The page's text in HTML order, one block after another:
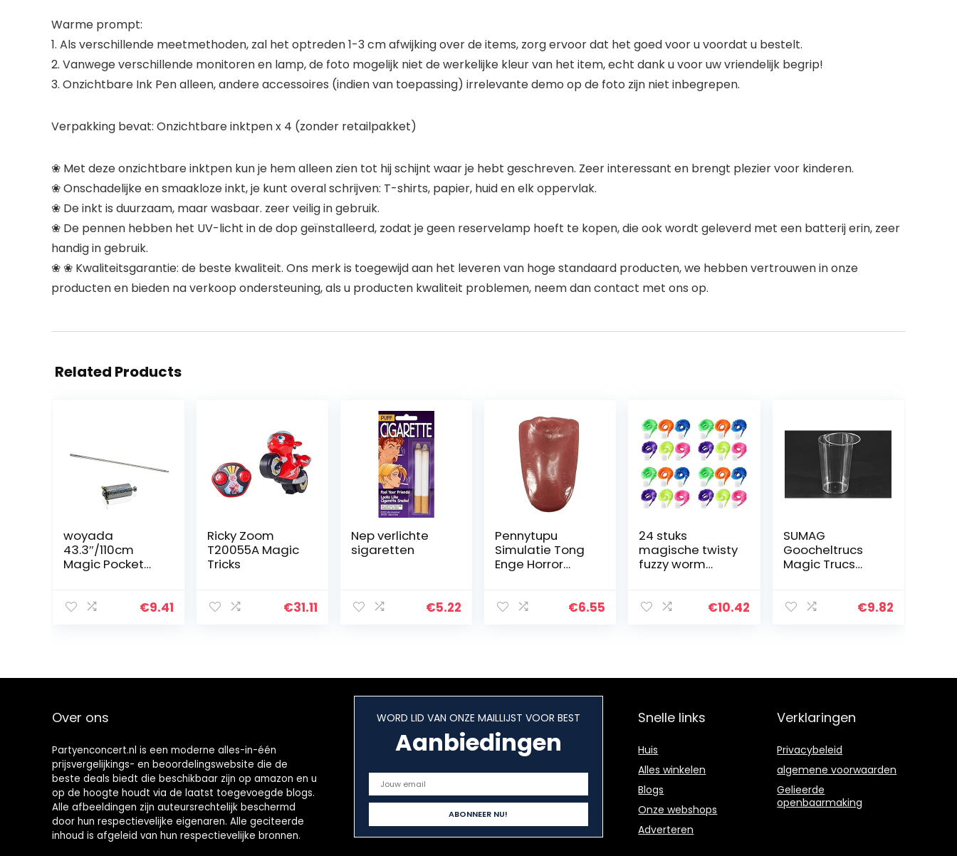
Warme prompt:
1. Als verschillende meetmethoden, zal het optreden 1-3 cm afwijking over de items, zorg ervoor dat het goed voor u voordat u bestelt.
2. Vanwege verschillende monitoren en lamp, de foto mogelijk niet de werkelijke kleur van het item, echt dank u voor uw vriendelijk begrip!
3. Onzichtbare Ink Pen alleen, andere accessoires (indien van toepassing) irrelevante demo op de foto zijn niet inbegrepen.
Verpakking bevat: Onzichtbare inktpen x 4 (zonder retailpakket)
❀ Met deze onzichtbare inktpen kun je hem alleen zien tot hij schijnt waar je hebt geschreven. Zeer interessant en brengt plezier voor kinderen.
❀ Onschadelijke en smaakloze inkt, je kunt overal schrijven: T-shirts, papier, huid en elk oppervlak.
❀ De inkt is duurzaam, maar wasbaar. zeer veilig in gebruik.
❀ De pennen hebben het UV-licht in de dop geïnstalleerd, zodat je geen reservelamp hoeft te kopen, die ook wordt geleverd met een batterij erin, zeer
handig in gebruik.
❀ ❀ Kwaliteitsgarantie: de beste kwaliteit. Ons merk is toegewijd aan het leveren van hoge standaard producten, we hebben vertrouwen in onze
producten en bieden na verkoop ondersteuning, als u producten kwaliteit problemen, neem dan contact met ons op.
Related Products
woyada
43.3″/110cm
Magic Pocket
Professionele
Vechtsporten
Accessoires
€9.41
Ricky Zoom
T20055A Magic
Tricks
€31.11
Nep verlichte
sigaretten
€5.22
Pennytupu
Simulatie Tong
Enge Horror
Tong Nep Tong
€6.55
24 stuks
magische twisty
fuzzy worm
close-up street
€10.42
SUMAG
Goocheltrucs
Magic Trucs
Water In De Cup
€9.82
Over ons
Partyenconcert.nl is een moderne alles-in-één
prijsvergelijkings- en beoordelingswebsite die de
beste deals biedt die beschikbaar zijn op amazon en u
op de hoogte houdt via de laatst toegevoegde blogs.
Alle afbeeldingen zijn auteursrechtelijk beschermd
door hun respectievelijke eigenaren. Alle geciteerde
inhoud is afgeleid van hun respectievelijke bronnen.
WORD LID VAN ONZE MAILLIJST VOOR BEST
Aanbiedingen
Snelle links
Huis
Alles winkelen
Blogs
Onze webshops
Adverteren
Verklaringen
Privacybeleid
algemene voorwaarden
Gelieerde
openbaarmaking